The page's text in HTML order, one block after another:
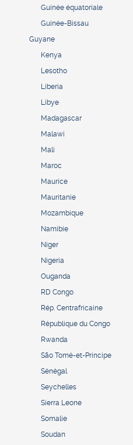
Guinée équatoriale
Guinée-Bissau
Guyane
Kenya
Lesotho
Liberia
Libye
Madagascar
Malawi
Mali
Maroc
Maurice
Mauritanie
Mozambique
Namibie
Niger
Nigeria
Ouganda
RD Congo
Rép. Centrafricaine
République du Congo
Rwanda
São Tomé-et-Principe
Sénégal
Seychelles
Sierra Leone
Somalie
Soudan